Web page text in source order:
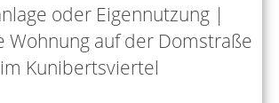
oder Eigennutzung |
Wohnung auf der Domstraße
im Kunibertsviertel